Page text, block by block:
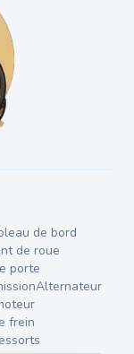
de bord
de roue
porte
Alternateur
frein